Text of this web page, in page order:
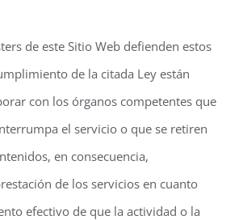
de este Sitio Web defienden estos
de la citada Ley están
con los órganos competentes que
el servicio o que se retiren
en consecuencia,
de los servicios en cuanto
efectivo de que la actividad o la